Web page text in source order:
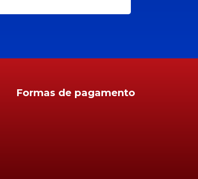
Formas de pagamento